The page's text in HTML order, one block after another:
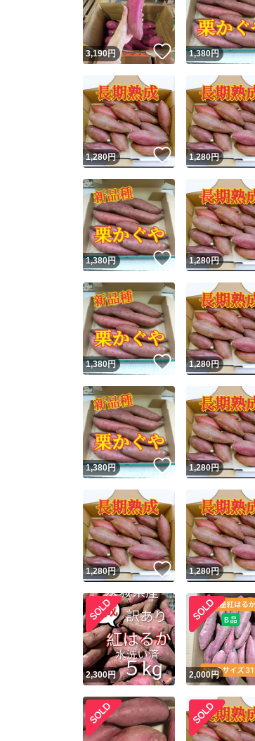
3,190円 いいね！
1,380円
1,280円 いいね！
1,280円
1,380円 いいね！
1,280円
1,380円 いいね！
1,280円
1,380円 いいね！
1,280円
1,280円 いいね！
1,280円
2,300円 2,000円